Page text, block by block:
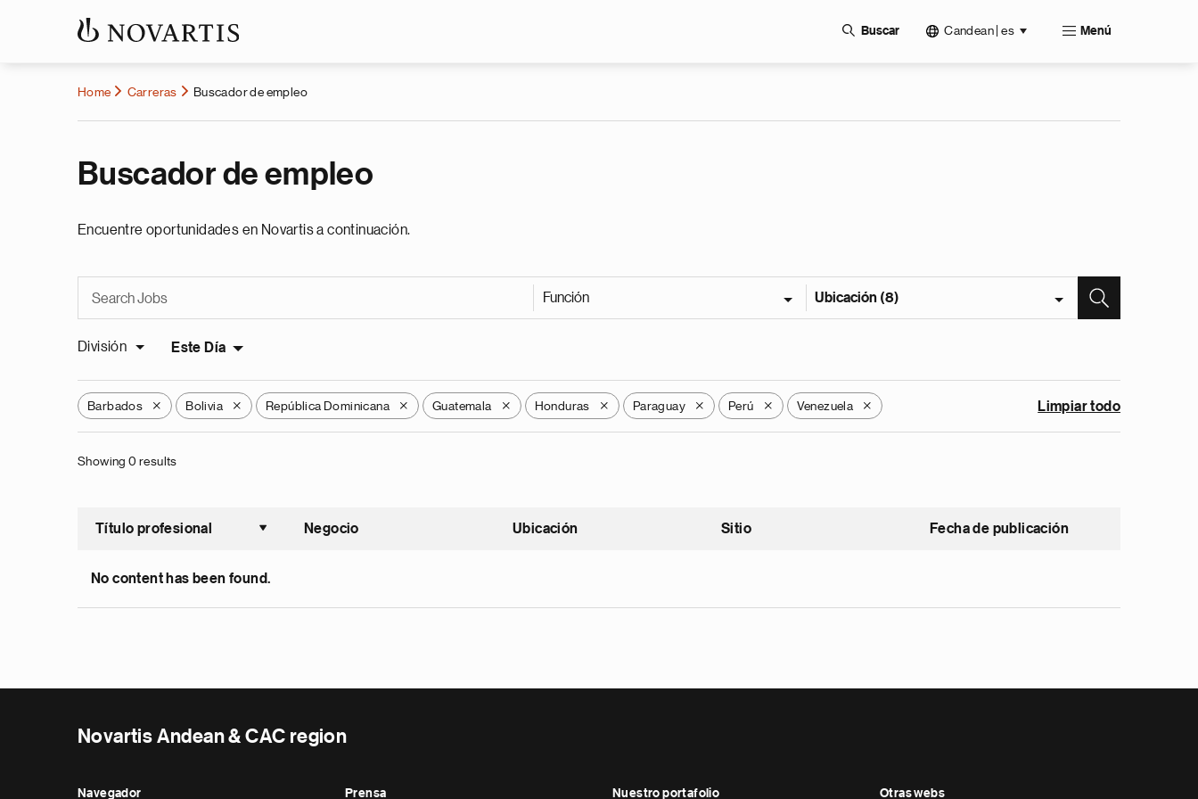
Buscar Candean | es Menú
Home Carreras Buscador de empleo
Buscador de empleo
Encuentre oportunidades en Novartis a continuación.
Función Ubicación (8)
División Este Día
Barbados X Bolivia X República Dominicana X Guatemala X Honduras X Paraguay X Perú X Venezuela X Limpiar todo
Showing 0 results
Título profesional
Ordenar ascendente
Negocio Ubicación Sitio Fecha de publicación
No content has been found.
Novartis Andean & CAC region
Navegador Prensa Nuestro portafolio Otras webs